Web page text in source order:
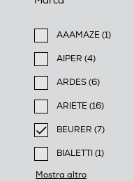
AAAMAZE (1)
Filtra per Marca:
AIPER (4)
Filtra per Marca:
ARDES (6)
Filtra per Marca:
ARIETE (16)
Filtra per Marca:
BEURER (7)
selected Filtro
BIALETTI (1)
Filtra per Marca:
Mostra altro